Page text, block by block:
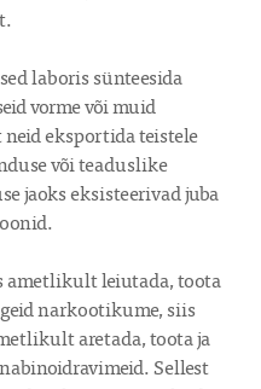
laboris sünteesida
vorme või muid
eksportida teistele
või teaduslike
jaoks eksisteerivad juba
ametlikult leiutada, toota
narkootikume, siis
aretada, toota ja
Sellest